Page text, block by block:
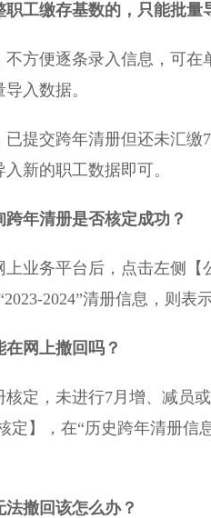
职工缴存基数的，只能批量
便逐条录入信息，可在
入数据。
交跨年清册但还未汇缴
新的职工数据即可。
年清册是否核定成功？
务平台后，点击左侧【
2024”清册信息，则表
网上撤回吗？
，未进行7月增、减员
定】，在“历史跨年清册信
撤回该怎么办？